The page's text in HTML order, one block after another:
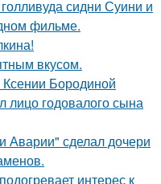
сидни Суини и
фильме.
вкусом.
Бородиной
лицо годовалого сына
Аварии" сделал дочери
интерес к